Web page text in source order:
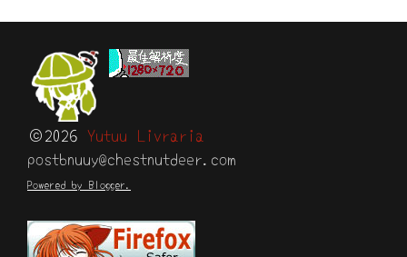
©2026 Yutuu Livraria
postbnuuy@chestnutdeer.com
Powered by Blogger.